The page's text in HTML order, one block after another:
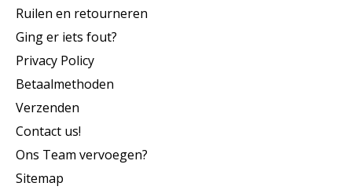
Ruilen en retourneren
Ging er iets fout?
Privacy Policy
Betaalmethoden
Verzenden
Contact us!
Ons Team vervoegen?
Sitemap